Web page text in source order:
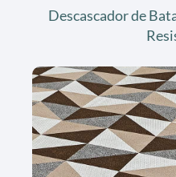
Descascador de